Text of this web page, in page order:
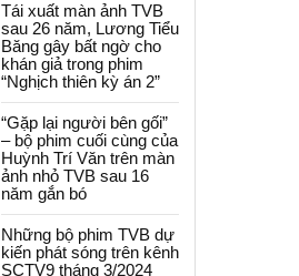
Tái xuất màn ảnh TVB
sau 26 năm, Lương Tiểu
Băng gây bất ngờ cho
khán giả trong phim
“Nghịch thiên kỳ án 2”
“Gặp lại người bên gối”
– bộ phim cuối cùng của
Huỳnh Trí Văn trên màn
ảnh nhỏ TVB sau 16
năm gắn bó
Những bộ phim TVB dự
kiến phát sóng trên kênh
SCTV9 tháng 3/2024